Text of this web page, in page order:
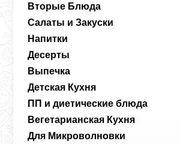
Вторые Блюда
Салаты и Закуски
Напитки
Десерты
Выпечка
Детская Кухня
ПП и диетические блюда
Вегетарианская Кухня
Для Микроволновки